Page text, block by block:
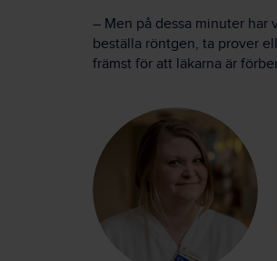
– Men på dessa minuter har
beställa röntgen, ta prover
främst för att läkarna är